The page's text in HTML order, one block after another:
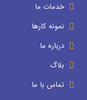
خدمات ما
نمونه کارها
درباره ما
بلاگ
تماس با ما